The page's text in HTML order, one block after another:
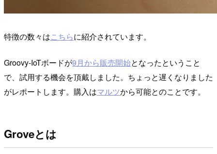
特徴の数々はこちらに紹介されています。
Groovy-IoTボードが9月から販売開始となったということ
で、試用する機会を頂戴しました。ちょっと遅くなりました
がレポートします。購入はマルツから可能とのことです。
Groveとは